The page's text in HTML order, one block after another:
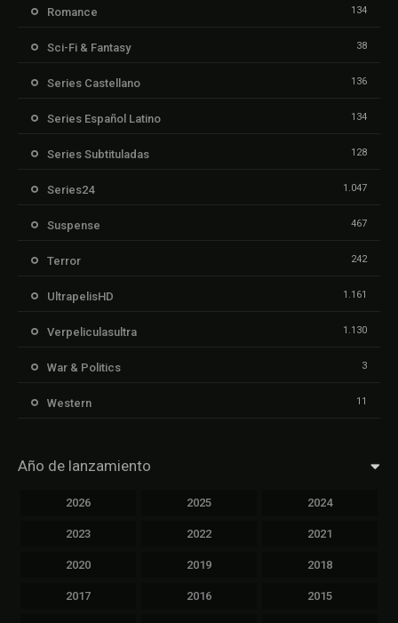
Romance 134
Sci-Fi & Fantasy 38
Series Castellano 136
Series Español Latino 134
Series Subtituladas 128
Series24 1.047
Suspense 467
Terror 242
UltrapelisHD 1.161
Verpeliculasultra 1.130
War & Politics 3
Western 11
Año de lanzamiento
2026 2025 2024
2023 2022 2021
2020 2019 2018
2017 2016 2015